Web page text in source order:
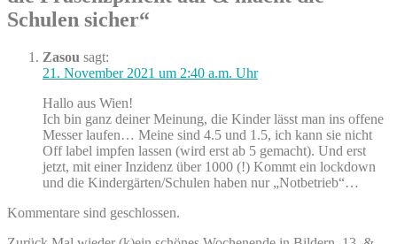
Schulen sicher“
Zasou sagt:
21. November 2021 um 2:40 a.m. Uhr
Hallo aus Wien!
Ich bin ganz deiner Meinung, die Kinder lässt man ins offene
Messer laufen… Meine sind 4.5 und 1.5, ich kann sie nicht
Off label impfen lassen (wird erst ab 5 gemacht). Und erst
jetzt, mit einer Inzidenz über 1000 (!) Kommt ein lockdown
und die Kindergärten/Schulen haben nur „Notbetrieb“…
Kommentare sind geschlossen.